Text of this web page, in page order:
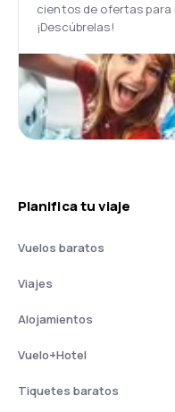
cientos de ofertas
¡Descúbrelas!
Planifica tu viaje
Vuelos baratos
Viajes
Alojamientos
Vuelo+Hotel
Tiquetes baratos